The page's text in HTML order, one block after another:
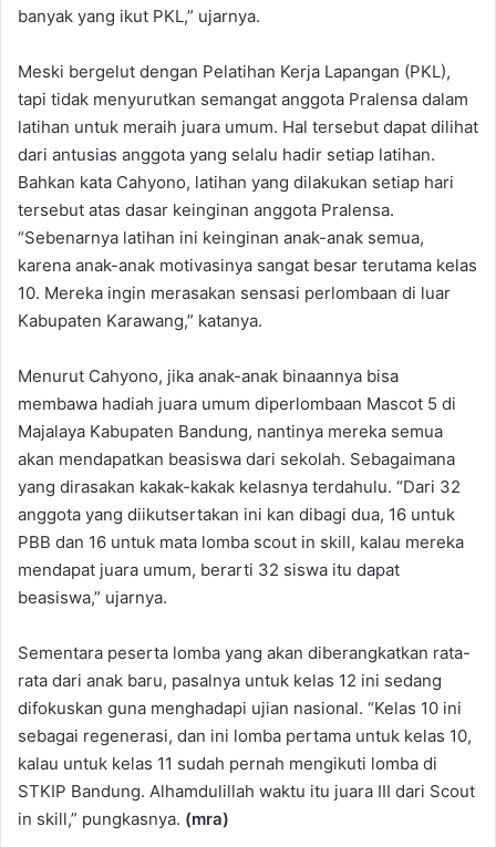
banyak yang ikut PKL,” ujarnya.
Meski bergelut dengan Pelatihan Kerja Lapangan (PKL),
tapi tidak menyurutkan semangat anggota Pralensa dalam
latihan untuk meraih juara umum. Hal tersebut dapat dilihat
dari antusias anggota yang selalu hadir setiap latihan.
Bahkan kata Cahyono, latihan yang dilakukan setiap hari
tersebut atas dasar keinginan anggota Pralensa.
“Sebenarnya latihan ini keinginan anak-anak semua,
karena anak-anak motivasinya sangat besar terutama kelas
10. Mereka ingin merasakan sensasi perlombaan di luar
Kabupaten Karawang,” katanya.
Menurut Cahyono, jika anak-anak binaannya bisa
membawa hadiah juara umum diperlombaan Mascot 5 di
Majalaya Kabupaten Bandung, nantinya mereka semua
akan mendapatkan beasiswa dari sekolah. Sebagaimana
yang dirasakan kakak-kakak kelasnya terdahulu. “Dari 32
anggota yang diikutsertakan ini kan dibagi dua, 16 untuk
PBB dan 16 untuk mata lomba scout in skill, kalau mereka
mendapat juara umum, berarti 32 siswa itu dapat
beasiswa,” ujarnya.
Sementara peserta lomba yang akan diberangkatkan rata-
rata dari anak baru, pasalnya untuk kelas 12 ini sedang
difokuskan guna menghadapi ujian nasional. “Kelas 10 ini
sebagai regenerasi, dan ini lomba pertama untuk kelas 10,
kalau untuk kelas 11 sudah pernah mengikuti lomba di
STKIP Bandung. Alhamdulillah waktu itu juara III dari Scout
in skill,” pungkasnya. (mra)